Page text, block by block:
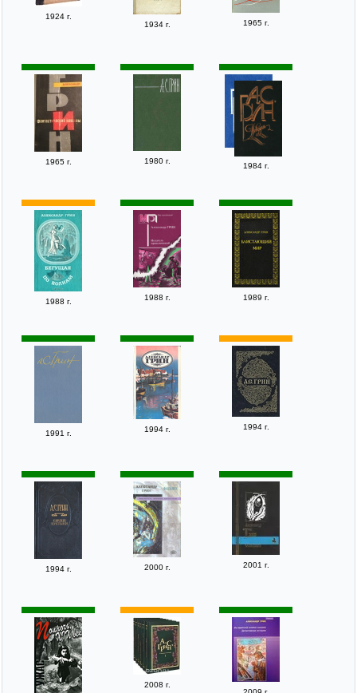
1924 г.
1934 г.
1965 г.
1965 г. 1980 г.
1984 г.
1988 г. 1988 г. 1989 г.
1991 г. 1994 г. 1994 г.
1994 г. 2000 г. 2001 г.
2008 г.